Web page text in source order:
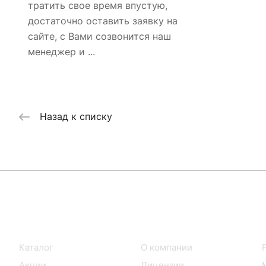
тратить свое время впустую,
достаточно оставить заявку на
сайте, с Вами созвонится наш
менеджер и ...
Назад к списку
Каталог
О компании